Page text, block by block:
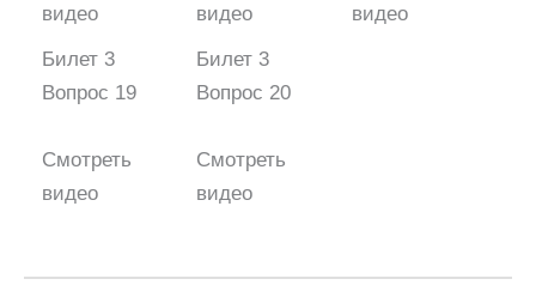
видео
видео
видео
Билет 3
Вопрос 19
Смотреть
видео
Билет 3
Вопрос 20
Смотреть
видео